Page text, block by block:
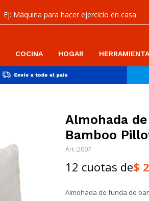
COCINA HOGAR
Almohada
Bamboo
2007
12 cuotas de$
Almohada de funda de